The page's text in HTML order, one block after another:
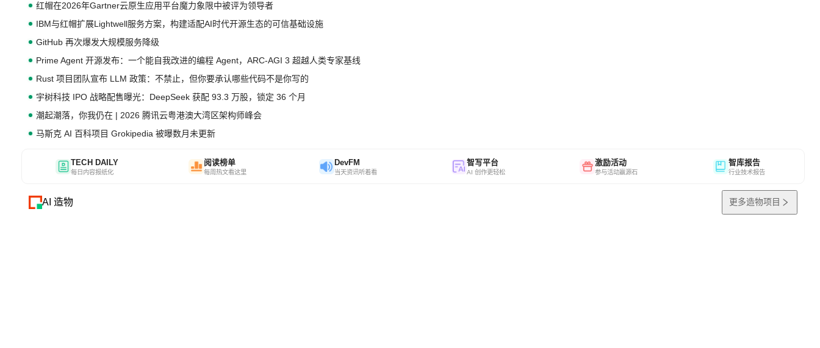
红帽在2026年Gartner云原生应用平台魔力象限中被评为领导者
IBM与红帽扩展Lightwell服务方案，构建适配AI时代开源生态的可信基础设施
GitHub 再次爆发大规模服务降级
Prime Agent 开源发布：一个能自我改进的编程 Agent，ARC-AGI 3 超越人类专家基线
Rust 项目团队宣布 LLM 政策：不禁止，但你要承认哪些代码不是你写的
宇树科技 IPO 战略配售曝光：DeepSeek 获配 93.3 万股，锁定 36 个月
潮起潮落，你我仍在 | 2026 腾讯云粤港澳大湾区架构师峰会
马斯克 AI 百科项目 Grokipedia 被曝数月未更新
TECH DAILY
每日内容报纸化
阅读榜单
每周热文看这里
DevFM
当天资讯听着看
智写平台
AI 创作更轻松
激励活动
参与活动赢源石
智库报告
行业技术报告
AI 造物 更多造物项目